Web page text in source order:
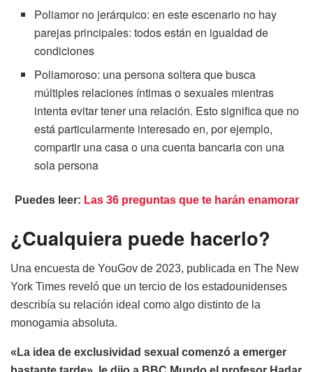
Poliamor no jerárquico: en este escenario no hay
parejas principales: todos están en igualdad de
condiciones
Poliamoroso: una persona soltera que busca
múltiples relaciones íntimas o sexuales mientras
intenta evitar tener una relación. Esto significa que no
está particularmente interesado en, por ejemplo,
compartir una casa o una cuenta bancaria con una
sola persona
Puedes leer: Las 36 preguntas que te harán enamorar
¿Cualquiera puede hacerlo?
Una encuesta de YouGov de 2023, publicada en The New
York Times reveló que un tercio de los estadounidenses
describía su relación ideal como algo distinto de la
monogamia absoluta.
«La idea de exclusividad sexual comenzó a emerger